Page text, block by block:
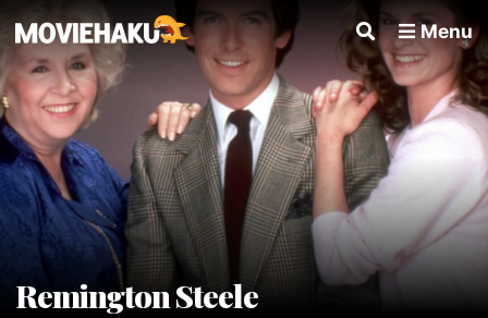
Menu
Remington Steele